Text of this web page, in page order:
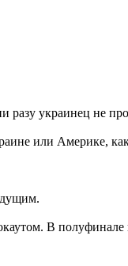
разу украинец не
или Америке,
В